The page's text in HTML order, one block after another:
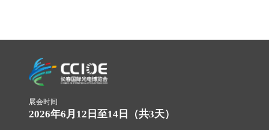
展会时间
2026年6月12日至14日（共3天）